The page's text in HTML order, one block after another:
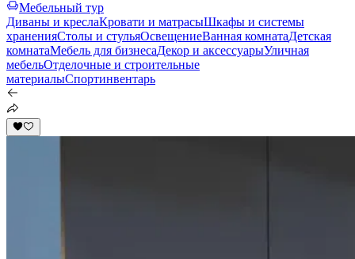
Мебельный тур
Диваны и креслаКровати и матрасыШкафы и системы
храненияСтолы и стульяОсвещениеВанная комнатаДетская
комнатаМебель для бизнесаДекор и аксессуарыУличная
мебельОтделочные и строительные
материалыСпортинвентарь